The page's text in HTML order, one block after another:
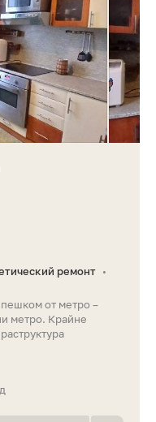
ремонт •
от метро –
метро. Крайне